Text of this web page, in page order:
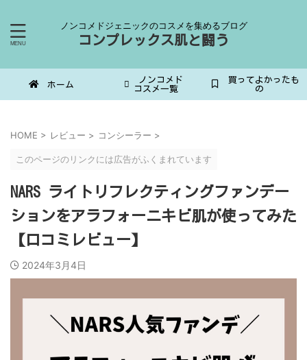
ノンコメドジェニックのコスメを集めるブログ
コンプレックス肌と闘う
ホーム
ノンコメド
コスメ一覧
買ってよかったも
の
HOME > レビュー > コンシーラー >
このページのリンクには広告がふくまれています
NARS ライトリフレクティングファンデー
ションをアラフォーニキビ肌が使ってみた
【口コミレビュー】
2024年3月4日